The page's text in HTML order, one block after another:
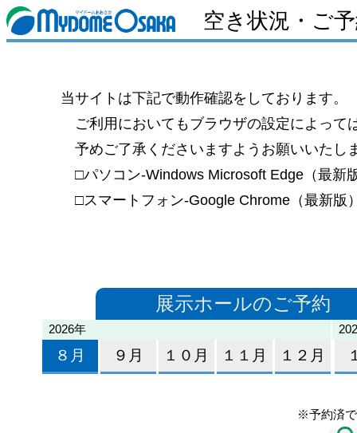
空き状況・ご
当サイトは下記で動作確認をしております。
ご利用においてもブラウザの設定によって
予めご了承くださいますようお願いいたし
□パソコン-Windows Microsoft Edge（最新
□スマートフォン-Google Chrome（最新版
展示ホールのご予約
2026年
８月 ９月 １０月 １１月 １２月
※予約済